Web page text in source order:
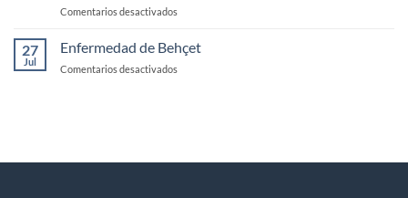
Comentarios desactivados
importantes
de
27
Jul
Enfermedad de Behçet
Comentarios desactivados